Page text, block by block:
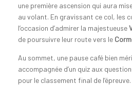
une première ascension qui aura
au volant. En gravissant ce col, les
l’occasion d’admirer la majestueuse
de poursuivre leur route vers le
Au sommet, une pause café bien
accompagnée d’un quiz aux
pour le classement final de